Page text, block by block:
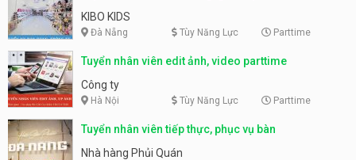
KIBO KIDS
Đà Nẵng Tùy Năng Lực Parttime
Tuyển nhân viên edit ảnh, video parttime
Công ty
Hà Nội Tùy Năng Lực Parttime
Tuyển nhân viên tiếp thực, phục vụ bàn
Nhà hàng Phủi Quán